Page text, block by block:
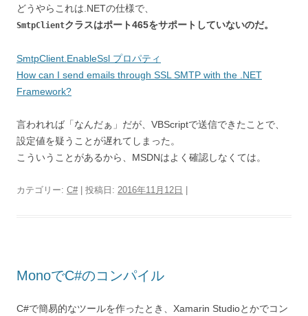
どうやらこれは.NETの仕様で、
SmtpClientクラスはポート465をサポートしていないのだ。
SmtpClient.EnableSsl プロパティ
How can I send emails through SSL SMTP with the .NET
Framework?
言われれば「なんだぁ」だが、VBScriptで送信できたことで、
設定値を疑うことが遅れてしまった。
こういうことがあるから、MSDNはよく確認しなくては。
カテゴリー: C#| 投稿日: 2016年11月12日
MonoでC#のコンパイル
C#で簡易的なツールを作ったとき、Xamarin Studioとかでコン